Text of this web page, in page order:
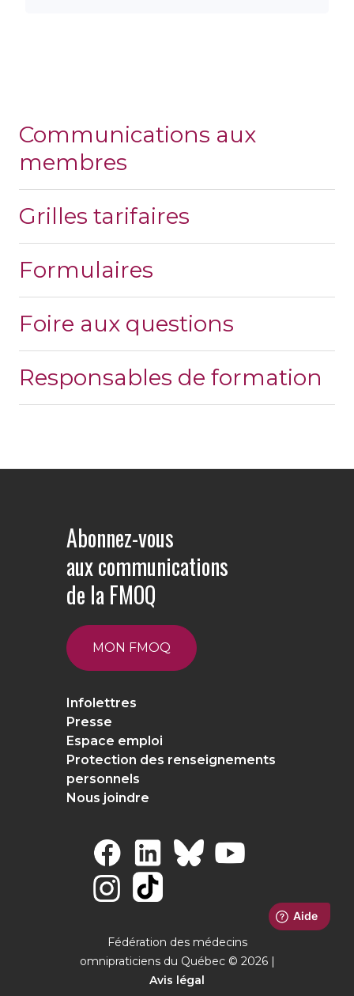
Communications aux
membres
Grilles tarifaires
Formulaires
Foire aux questions
Responsables de formation
Abonnez-vous
aux communications
de la FMOQ
MON FMOQ
Infolettres
Presse
Espace emploi
Protection des renseignements
personnels
Nous joindre
Fédération des médecins
omnipraticiens du Québec © 2026 |
Avis légal